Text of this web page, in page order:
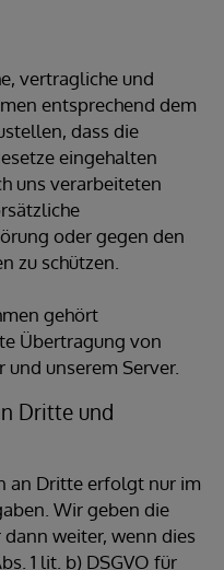
vertragliche und
entsprechend dem
dass die
eingehalten
uns verarbeiteten
oder gegen den
zu schützen.
gehört
Übertragung von
unserem Server.
Dritte und
an Dritte erfolgt nur im
Wir geben die
weiter, wenn dies
1 lit. b) DSGVO für